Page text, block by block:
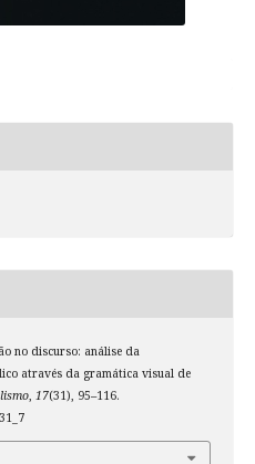
no discurso: análise da
através da gramática visual de
, 17(31), 95–116.